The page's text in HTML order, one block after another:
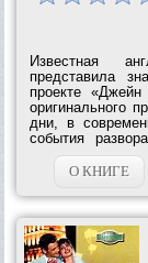
Известная
представила
проекте
оригинального
дни, в
события
Элинор и
стойкость,
О КНИГЕ